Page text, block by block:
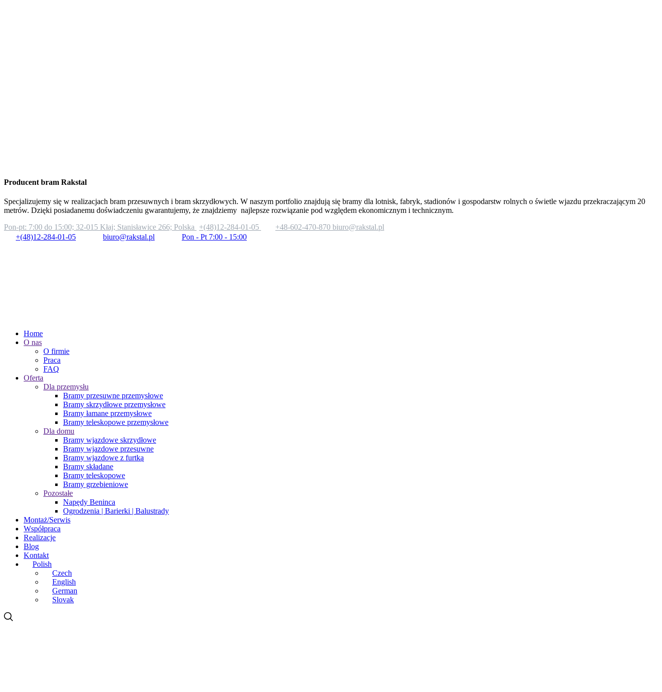
Producent bram Rakstal
Specjalizujemy się w realizacjach bram przesuwnych i bram skrzydłowych. W naszym portfolio znajdują się bramy dla lotnisk, fabryk, stadionów i gospodarstw rolnych o świetle wjazdu przekraczającym 20
metrów. Dzięki posiadanemu doświadczeniu gwarantujemy, że znajdziemy najlepsze rozwiązanie pod względem ekonomicznym i technicznym.
Pon-pt: 7:00 do 15:00; 32-015 Kłaj; Stanisławice 266; Polska +(48)12-284-01-05 +48-602-470-870 biuro@rakstal.pl
+(48)12-284-01-05
biuro@rakstal.pl Pon - Pt 7:00 - 15:00
Home
O nas
O firmie
Praca
FAQ
Oferta
Dla przemysłu
Bramy przesuwne przemysłowe
Bramy skrzydłowe przemysłowe
Bramy łamane przemysłowe
Bramy teleskopowe przemysłowe
Dla domu
Bramy wjazdowe skrzydłowe
Bramy wjazdowe przesuwne
Bramy wjazdowe z furtką
Bramy składane
Bramy teleskopowe
Bramy grzebieniowe
Pozostałe
Napędy Beninca
Ogrodzenia | Barierki | Balustrady
Montaż/Serwis
Współpraca
Realizacje
Blog
Kontakt
Polish
Czech
English
German
Slovak